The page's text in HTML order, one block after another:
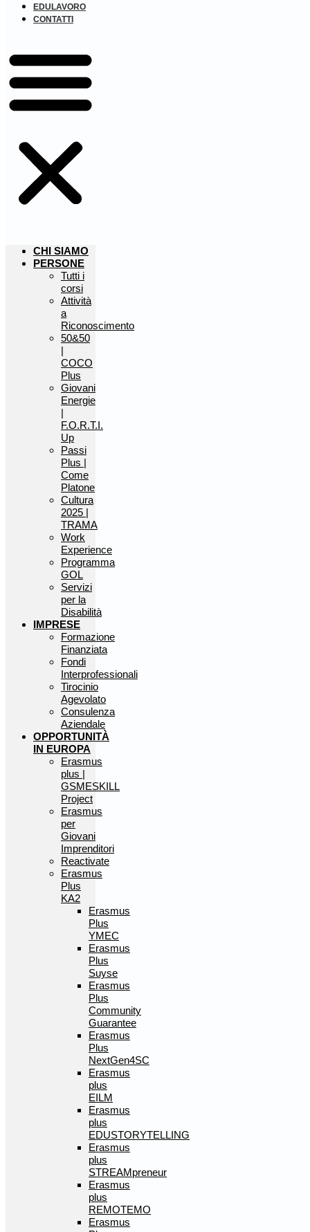
EDULAVORO
CONTATTI
CHI SIAMO
PERSONE
Tutti i
corsi
Attività
a
Riconoscimento
50&50
|
COCO
Plus
Giovani
Energie
|
F.O.R.T.I.
Up
Passi
Plus |
Come
Platone
Cultura
2025 |
TRAMA
Work
Experience
Programma
GOL
Servizi
per la
Disabilità
IMPRESE
Formazione
Finanziata
Fondi
Interprofessionali
Tirocinio
Agevolato
Consulenza
Aziendale
OPPORTUNITÀ
IN EUROPA
Erasmus
plus |
GSMESKILL
Project
Erasmus
per
Giovani
Imprenditori
Reactivate
Erasmus
Plus
KA2
Erasmus
Plus
YMEC
Erasmus
Plus
Suyse
Erasmus
Plus
Community
Guarantee
Erasmus
Plus
NextGen4SC
Erasmus
plus
EILM
Erasmus
plus
EDUSTORYTELLING
Erasmus
plus
STREAMpreneur
Erasmus
plus
REMOTEMO
Erasmus